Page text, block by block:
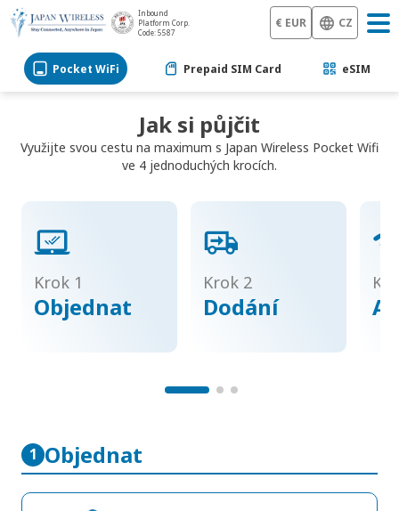
Inbound
Platform Corp.
Code: 5587
€ EUR CZ
Pocket WiFi Prepaid SIM Card eSIM
Jak si půjčit
Využijte svou cestu na maximum s Japan Wireless Pocket Wifi
ve 4 jednoduchých krocích.
Krok 1
Objednat
Krok 2
Dodání
1 Objednat